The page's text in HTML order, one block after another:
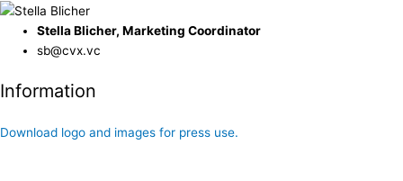
Stella Blicher, Marketing Coordinator
sb@cvx.vc
Information
Download logo and images for press use.